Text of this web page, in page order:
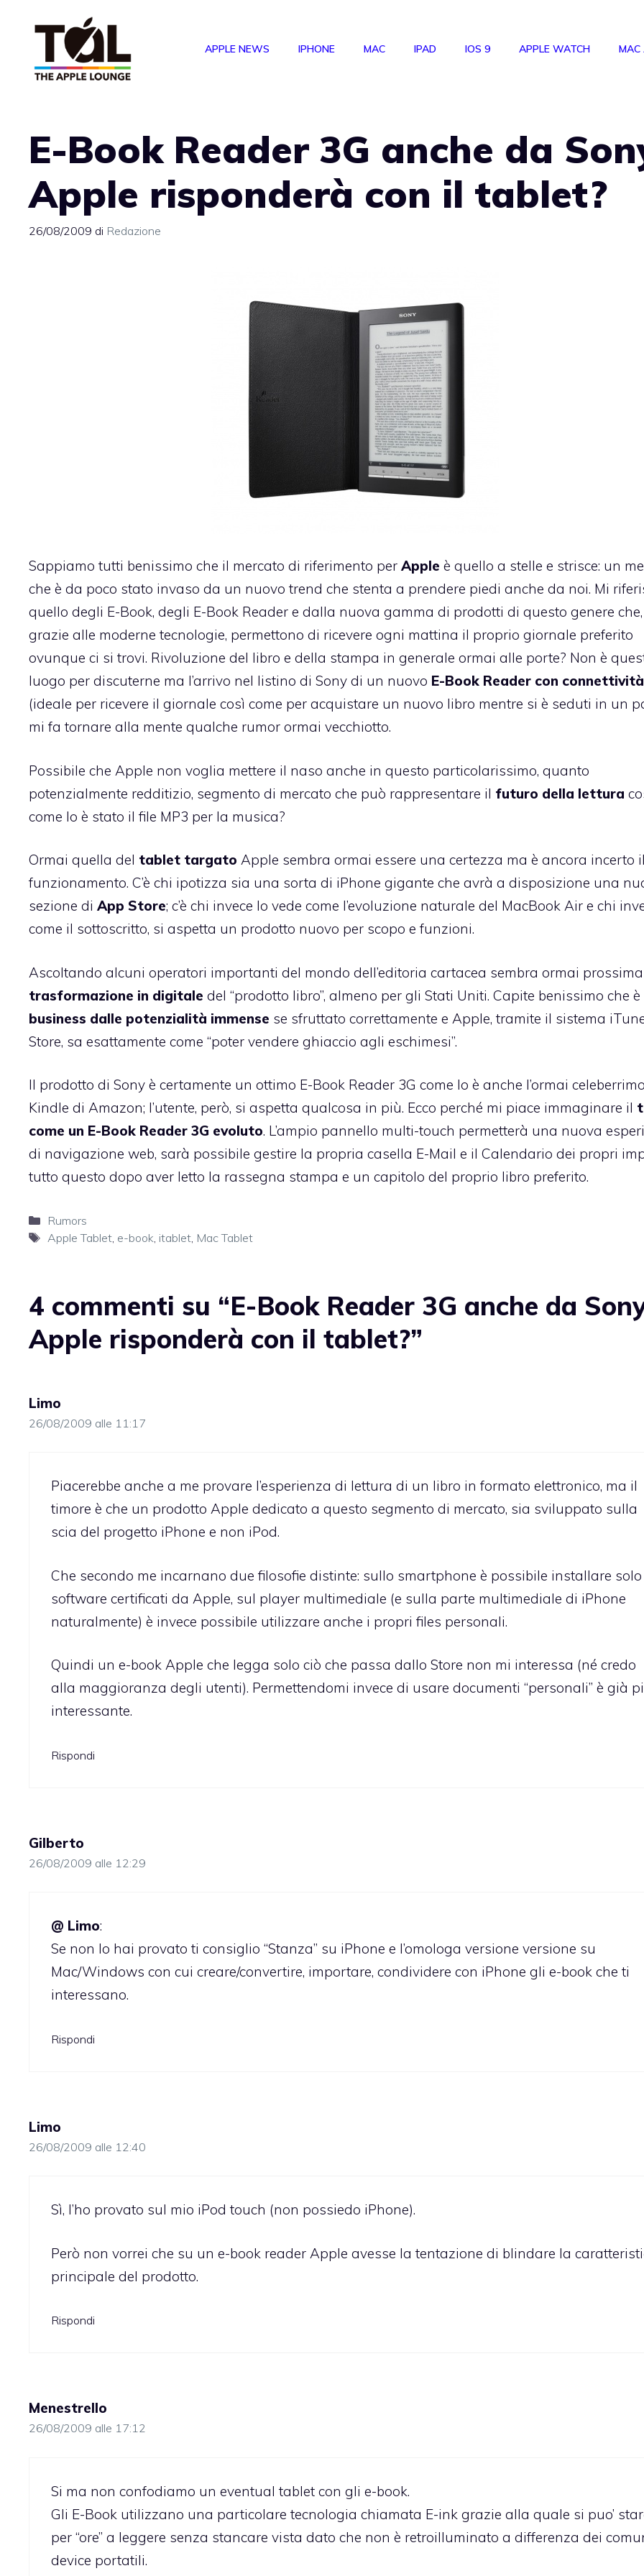
APPLE NEWS IPHONE MAC IPAD IOS 9 APPLE WATCH MAC
E-Book Reader 3G anche da
Apple risponderà con il tablet?
26/08/2009 di Redazione
Sappiamo tutti benissimo che il mercato di riferimento per Apple è quello a stelle e strisce: un
che è da poco stato invaso da un nuovo trend che stenta a prendere piedi anche da noi. Mi
quello degli E-Book, degli E-Book Reader e dalla nuova gamma di prodotti di questo genere che,
grazie alle moderne tecnologie, permettono di ricevere ogni mattina il proprio giornale preferito
ovunque ci si trovi. Rivoluzione del libro e della stampa in generale ormai alle porte? Non è
luogo per discuterne ma l’arrivo nel listino di Sony di un nuovo E-Book Reader con
(ideale per ricevere il giornale così come per acquistare un nuovo libro mentre si è seduti in un
mi fa tornare alla mente qualche rumor ormai vecchiotto.
Possibile che Apple non voglia mettere il naso anche in questo particolarissimo, quanto
potenzialmente redditizio, segmento di mercato che può rappresentare il futuro della lettura
come lo è stato il file MP3 per la musica?
Ormai quella del tablet targato Apple sembra ormai essere una certezza ma è ancora incerto
funzionamento. C’è chi ipotizza sia una sorta di iPhone gigante che avrà a disposizione una
sezione di App Store; c’è chi invece lo vede come l’evoluzione naturale del MacBook Air e chi
come il sottoscritto, si aspetta un prodotto nuovo per scopo e funzioni.
Ascoltando alcuni operatori importanti del mondo dell’editoria cartacea sembra ormai
trasformazione in digitale del “prodotto libro”, almeno per gli Stati Uniti. Capite benissimo che
business dalle potenzialità immense se sfruttato correttamente e Apple, tramite il sistema
Store, sa esattamente come “poter vendere ghiaccio agli eschimesi”.
Il prodotto di Sony è certamente un ottimo E-Book Reader 3G come lo è anche l’ormai
Kindle di Amazon; l’utente, però, si aspetta qualcosa in più. Ecco perché mi piace immaginare il
come un E-Book Reader 3G evoluto. L’ampio pannello multi-touch permetterà una nuova
di navigazione web, sarà possibile gestire la propria casella E-Mail e il Calendario dei propri
tutto questo dopo aver letto la rassegna stampa e un capitolo del proprio libro preferito.
Categorie
Rumors
Tag
Apple Tablet, e-book itablet, Mac Tablet
4 commenti su “E-Book Reader 3G anche da
Apple risponderà con il tablet?”
Limo
26/08/2009 alle 11:17
Piacerebbe anche a me provare l’esperienza di lettura di un libro in formato elettronico, ma il
timore è che un prodotto Apple dedicato a questo segmento di mercato, sia sviluppato sulla
scia del progetto iPhone e non iPod.
Che secondo me incarnano due filosofie distinte: sullo smartphone è possibile installare solo
software certificati da Apple, sul player multimediale (e sulla parte multimediale di iPhone
naturalmente) è invece possibile utilizzare anche i propri files personali.
Quindi un e-book Apple che legga solo ciò che passa dallo Store non mi interessa (né credo
alla maggioranza degli utenti). Permettendomi invece di usare documenti “personali” è già
interessante.
Rispondi
Gilberto
26/08/2009 alle 12:29
@ Limo:
Se non lo hai provato ti consiglio “Stanza” su iPhone e l’omologa versione versione su
Mac/Windows con cui creare/convertire, importare, condividere con iPhone gli e-book che ti
interessano.
Rispondi
Limo
26/08/2009 alle 12:40
Sì, l’ho provato sul mio iPod touch (non possiedo iPhone).
Però non vorrei che su un e-book reader Apple avesse la tentazione di blindare la
principale del prodotto.
Rispondi
Menestrello
26/08/2009 alle 17:12
Si ma non confodiamo un eventual tablet con gli e-book.
Gli E-Book utilizzano una particolare tecnologia chiamata E-ink grazie alla quale si puo’
per “ore” a leggere senza stancare vista dato che non è retroilluminato a differenza dei
device portatili.